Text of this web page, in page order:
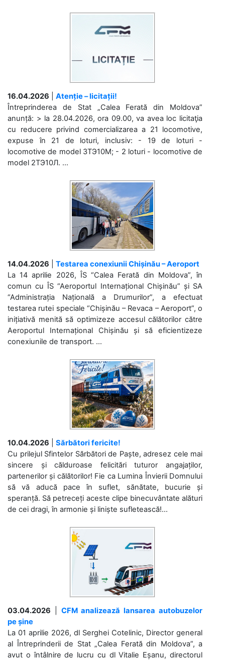
16.04.2026
Atenție – licitații!
Întreprinderea de Stat „Calea Ferată din Moldova”
anunță: > la 28.04.2026, ora 09.00, va avea loc licitaţia
cu reducere privind comercializarea a 21 locomotive,
expuse în 21 de loturi, inclusiv: - 19 de loturi -
locomotive de model 3ТЭ10М; - 2 loturi - locomotive de
model 2ТЭ10Л. ...
14.04.2026
Testarea conexiunii Chișinău – Aeroport
La 14 aprilie 2026, ÎS “Calea Ferată din Moldova”, în
comun cu ÎS “Aeroportul Internațional Chișinău” și SA
“Administrația Națională a Drumurilor”, a efectuat
testarea rutei speciale “Chișinău – Revaca – Aeroport”, o
inițiativă menită să optimizeze accesul călătorilor către
Aeroportul Internațional Chișinău și să eficientizeze
conexiunile de transport. ...
10.04.2026
Sărbători fericite!
Cu prilejul Sfintelor Sărbători de Paște, adresez cele mai
sincere și călduroase felicitări tuturor angajaților,
partenerilor și călătorilor! Fie ca Lumina Învierii Domnului
să vă aducă pace în suflet, sănătate, bucurie și
speranță. Să petreceți aceste clipe binecuvântate alături
de cei dragi, în armonie și liniște sufletească!...
03.04.2026
CFM analizează lansarea autobuzelor
pe șine
La 01 aprilie 2026, dl Serghei Cotelinic, Director general
al Întreprinderii de Stat „Calea Ferată din Moldova”, a
avut o întâlnire de lucru cu dl Vitalie Eșanu, directorul